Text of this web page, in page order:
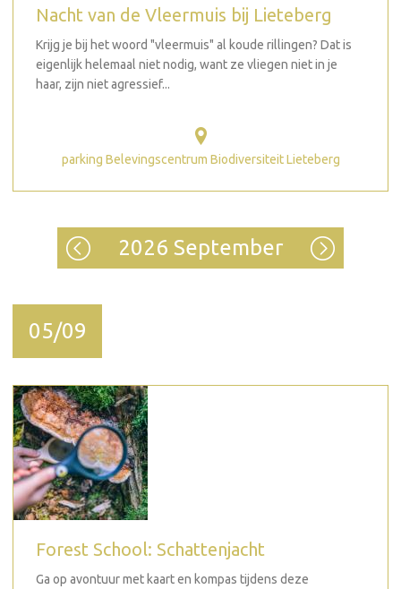
Nacht van de Vleermuis bij Lieteberg
Krijg je bij het woord "vleermuis" al koude rillingen? Dat is
eigenlijk helemaal niet nodig, want ze vliegen niet in je
haar, zijn niet agressief...
parking Belevingscentrum Biodiversiteit Lieteberg
2026 September
05/09
Forest School: Schattenjacht
Ga op avontuur met kaart en kompas tijdens deze